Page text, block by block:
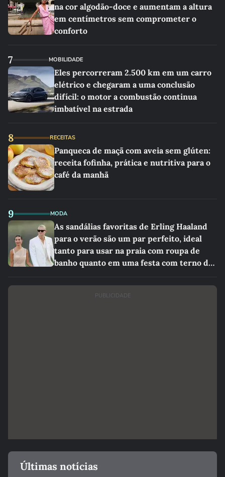
na cor algodão-doce e aumentam a altura
em centímetros sem comprometer o
conforto
7 MOBILIDADE
Eles percorreram 2.500 km em um carro
elétrico e chegaram a uma conclusão
difícil: o motor a combustão continua
imbatível na estrada
8 RECEITAS
Panqueca de maçã com aveia sem glúten:
receita fofinha, prática e nutritiva para o
café da manhã
9 MODA
As sandálias favoritas de Erling Haaland
para o verão são um par perfeito, ideal
tanto para usar na praia com roupa de
banho quanto em uma festa com terno de
PUBLICIDADE
Últimas notícias